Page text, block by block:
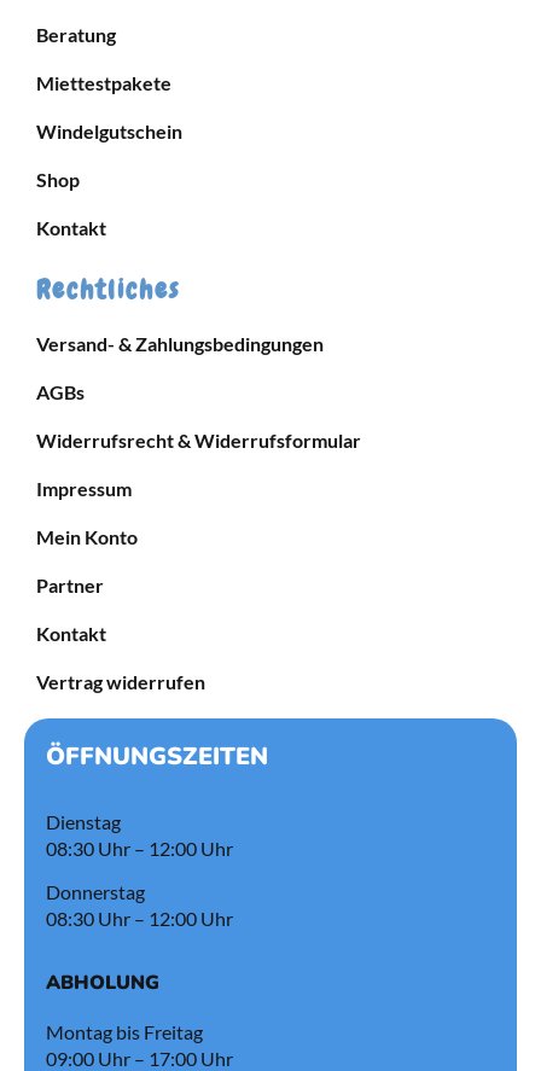
Beratung
Miettestpakete
Windelgutschein
Shop
Kontakt
Rechtliches
Versand- & Zahlungsbedingungen
AGBs
Widerrufsrecht & Widerrufsformular
Impressum
Mein Konto
Partner
Kontakt
Vertrag widerrufen
ÖFFNUNGSZEITEN
Dienstag
08:30 Uhr – 12:00 Uhr
Donnerstag
08:30 Uhr – 12:00 Uhr
ABHOLUNG
Montag bis Freitag
09:00 Uhr – 17:00 Uhr